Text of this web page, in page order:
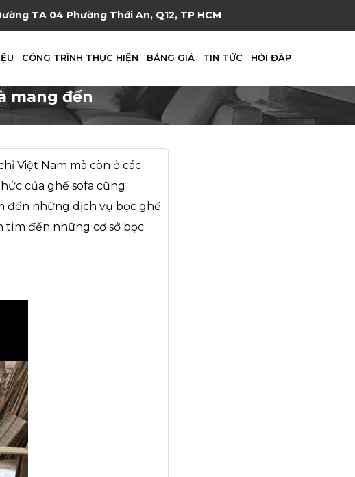
TA 04 Phường Thới An, Q12, TP HCM
CÔNG TRÌNH THỰC HIỆN BẢNG GIÁ TIN TỨC HỎI ĐÁP
mang đến
Việt Nam mà còn ở các
của ghế sofa cũng
đến những dịch vụ bọc ghế
tìm đến những cơ sở bọc